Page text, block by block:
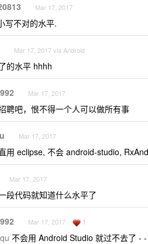
Mar 17, 2017
写不对的水平.
Mar 17, 2017 via Android
的水平 hhhh
Mar 17, 2017
聘吧，恨不得一个人可以做所有事
Mar 17, 2017
用 eclipse, 不会 android-studio,
Mar 17, 2017
段代码就知道什么水平了
Mar 17, 2017 1
不会用 Android Studio 就过不去了 - -